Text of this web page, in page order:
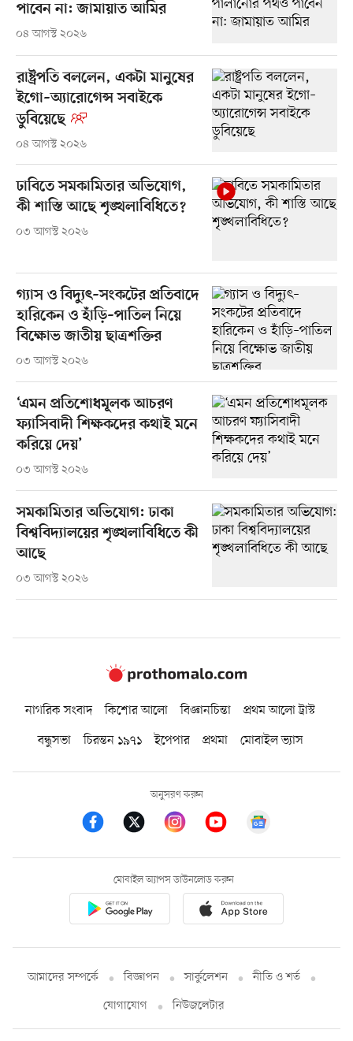
পাবেন না: জামায়াত আমির
০৪ আগস্ট ২০২৬
রাষ্ট্রপতি বললেন, একটা মানুষের
ইগো–অ্যারোগেন্স সবাইকে
ডুবিয়েছে
০৪ আগস্ট ২০২৬
ঢাবিতে সমকামিতার অভিযোগ,
কী শাস্তি আছে শৃঙ্খলাবিধিতে?
০৩ আগস্ট ২০২৬
গ্যাস ও বিদ্যুৎ–সংকটের প্রতিবাদে
হারিকেন ও হাঁড়ি–পাতিল নিয়ে
বিক্ষোভ জাতীয় ছাত্রশক্তির
০৩ আগস্ট ২০২৬
‘এমন প্রতিশোধমূলক আচরণ
ফ্যাসিবাদী শিক্ষকদের কথাই মনে
করিয়ে দেয়’
০৩ আগস্ট ২০২৬
সমকামিতার অভিযোগ: ঢাকা
বিশ্ববিদ্যালয়ের শৃঙ্খলাবিধিতে কী
আছে
০৩ আগস্ট ২০২৬
নাগরিক সংবাদ কিশোর আলো বিজ্ঞানচিন্তা
প্রথম আলো ট্রাস্ট
বন্ধুসভা
চিরন্তন ১৯৭১ ইপেপার প্রথমা মোবাইল ভ্যাস
অনুসরণ করুন
মোবাইল অ্যাপস ডাউনলোড করুন
আমাদের সম্পর্কে বিজ্ঞাপন সার্কুলেশন
নীতি ও শর্ত
যোগাযোগ
নিউজলেটার